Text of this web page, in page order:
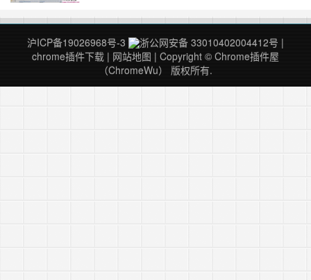
沪ICP备19026968号-3 浙公网安备 33010402004412号 |
chrome插件下载 | 网站地图 | Copyright © Chrome插件屋
（ChromeWu） 版权所有.